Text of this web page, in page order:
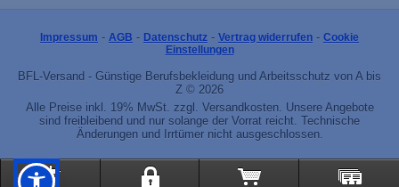
Impressum - AGB - Datenschutz - Vertrag widerrufen - Cookie
Einstellungen
BFL-Versand - Günstige Berufsbekleidung und Arbeitsschutz von A bis
Z © 2026
Alle Preise inkl. 19% MwSt. zzgl. Versandkosten. Unsere Angebote
sind freibleibend und nur solange der Vorrat reicht. Technische
Änderungen und Irrtümer nicht ausgeschlossen.